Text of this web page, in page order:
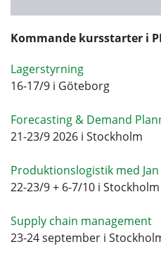
Kommande kursstarter i
Lagerstyrning
16-17/9 i Göteborg
Forecasting & Demand
21-23/9 2026 i Stockholm
Produktionslogistik med
22-23/9 + 6-7/10 i Stockholm
Supply chain management
23-24 september i